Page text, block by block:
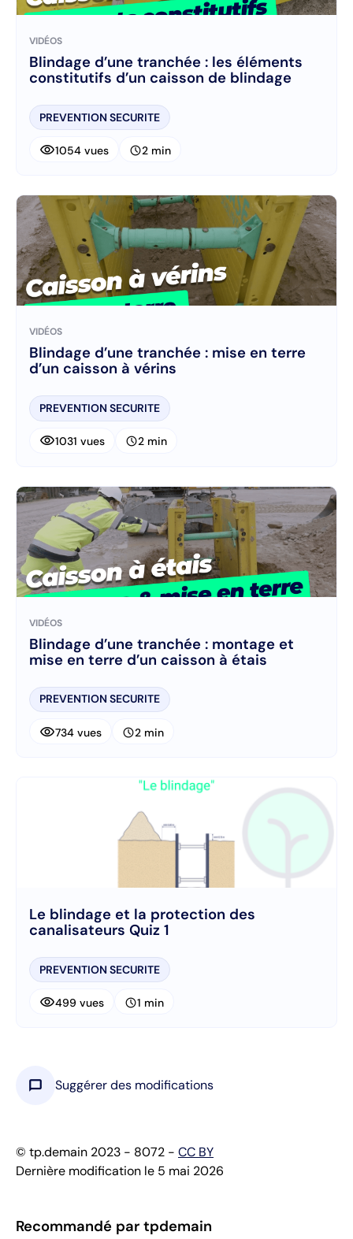
VIDÉOS
Blindage d’une tranchée : les éléments
constitutifs d’un caisson de blindage
PREVENTION SECURITE
visibility1054 vues schedule2 min
VIDÉOS
Blindage d’une tranchée : mise en terre
d’un caisson à vérins
PREVENTION SECURITE
visibility1031 vues schedule2 min
VIDÉOS
Blindage d’une tranchée : montage et
mise en terre d’un caisson à étais
PREVENTION SECURITE
visibility734 vues schedule2 min
Le blindage et la protection des
canalisateurs Quiz 1
PREVENTION SECURITE
visibility499 vues schedule1 min
chat_bubble Suggérer des modifications
© tp.demain 2023 - 8072 - CC BY
Dernière modification le 5 mai 2026
Recommandé par tpdemain